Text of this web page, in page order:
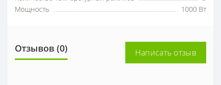
Мощность
1000 Вт
Отзывов (0) Написать отзыв